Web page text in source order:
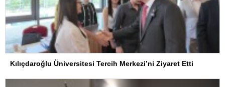
Kılıçdaroğlu Üniversitesi Tercih Merkezi’ni Ziyaret Etti